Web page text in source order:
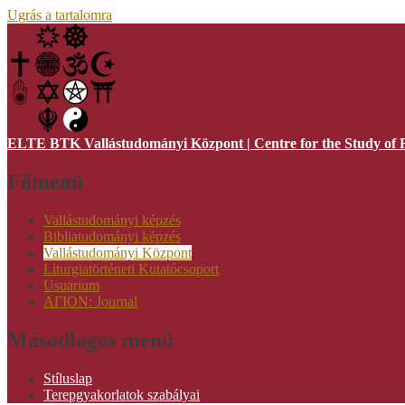
Ugrás a tartalomra
ELTE BTK Vallástudományi Központ | Centre for the Study of
Főmenü
Vallástudományi képzés
Bibliatudományi képzés
Vallástudományi Központ
Liturgiatörténeti Kutatócsoport
Usuarium
AΓION: Journal
Másodlagos menü
Stíluslap
Terepgyakorlatok szabályai